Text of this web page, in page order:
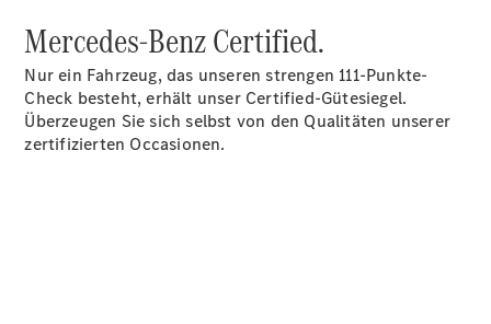
Pannen- &
Räder &
Reifen
Wartung,
Reparatur
Mercedes-Benz Certified.
Nur ein Fahrzeug, das unseren strengen 111-Punkte-
Check besteht, erhält unser Certified-Gütesiegel.
Überzeugen Sie sich selbst von den Qualitäten unserer
zertifizierten Occasionen.